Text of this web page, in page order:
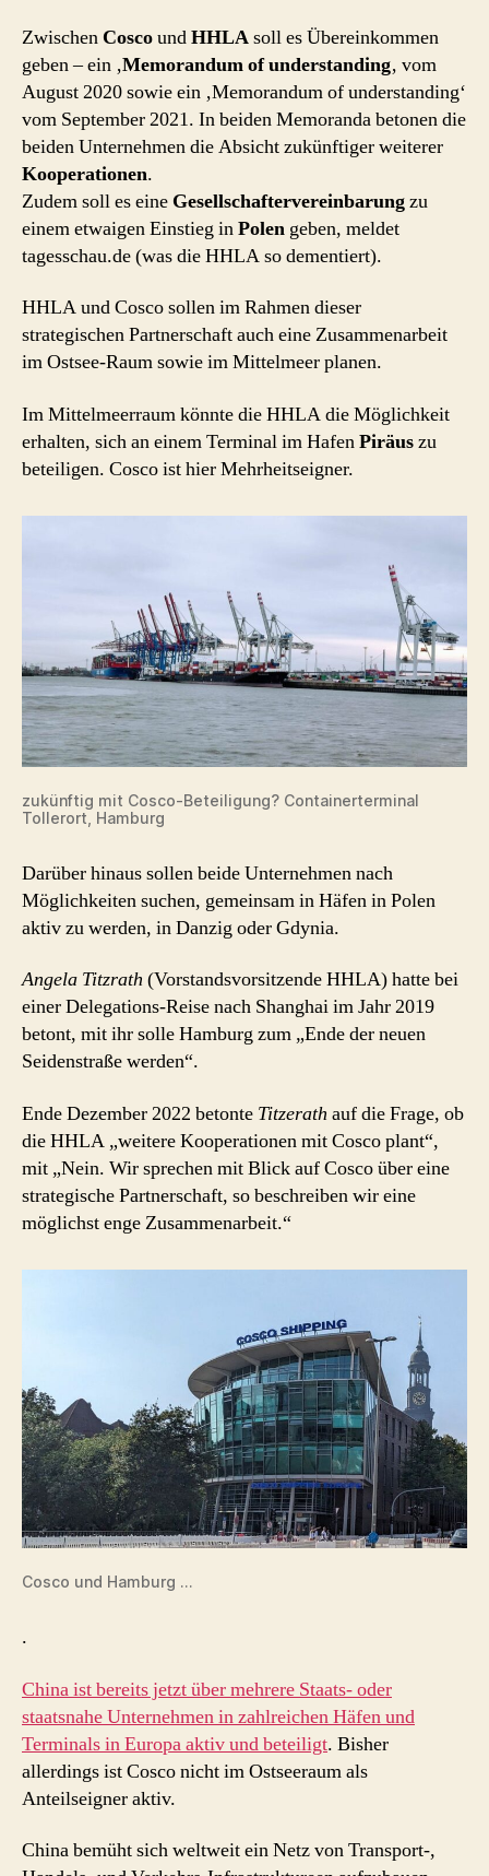
Zwischen CoscoundHHLAsoll es Übereinkommen
geben – ein ‚Memorandum of understanding‚ vom
August 2020 sowie ein ‚Memorandum of understanding‘
vom September 2021. In beiden Memoranda betonen die
beiden Unternehmen die Absicht zukünftiger weiterer
Kooperationen.
Zudem soll es eine Gesellschaftervereinbarungzu
einem etwaigen Einstieg inPolen geben, meldet
tagesschau.de (was die HHLA so dementiert).
HHLA und Cosco sollen im Rahmen dieser
strategischen Partnerschaft auch eine Zusammenarbeit
im Ostsee-Raum sowie im Mittelmeer planen.
Im Mittelmeerraum könnte die HHLA die Möglichkeit
erhalten, sich an einem Terminal im HafenPiräuszu
beteiligen. Cosco ist hier Mehrheitseigner.
zukünftig mit Cosco-Beteiligung? Containerterminal
Tollerort, Hamburg
Darüber hinaus sollen beide Unternehmen nach
Möglichkeiten suchen, gemeinsam in Häfen in Polen
aktiv zu werden, in Danzig oder Gdynia.
Angela Titzrath (Vorstandsvorsitzende HHLA) hatte bei
einer Delegations-Reise nach Shanghai im Jahr 2019
betont, mit ihr solle Hamburg zum „Ende der neuen
Seidenstraße werden“.
Ende Dezember 2022 betonte Titzerath auf die Frage, ob
die HHLA „weitere Kooperationen mit Cosco plant“,
mit „Nein. Wir sprechen mit Blick auf Cosco über eine
strategische Partnerschaft, so beschreiben wir eine
möglichst enge Zusammenarbeit.“
Cosco und Hamburg …
.
China ist bereits jetzt über mehrere Staats- oder
staatsnahe Unternehmen in zahlreichen Häfen und
Terminals in Europa aktiv und beteiligt. Bisher
allerdings ist Cosco nicht im Ostseeraum als
Anteilseigner aktiv.
China bemüht sich weltweit ein Netz von Transport-,